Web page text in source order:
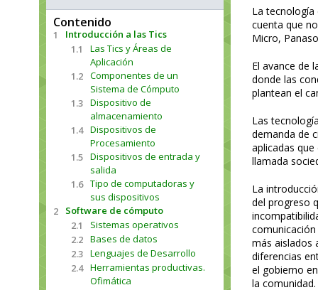
Contenido
1
Introducción a las Tics
1.1
Las Tics y Áreas de
Aplicación
1.2 Componentes de un
Sistema de Cómputo
1.3 Dispositivo de
almacenamiento
1.4 Dispositivos de
Procesamiento
1.5 Dispositivos de entrada y
salida
1.6 Tipo de computadoras y
sus dispositivos
2
Software de cómputo
2.1
Sistemas operativos
2.2 Bases de datos
2.3 Lenguajes de Desarrollo
2.4 Herramientas productivas.
Ofimática
La
cuenta que
Micro,
El avance de
donde las
plantean el
Las
demanda de
aplicadas
llamada
La
del progreso
más aislados
diferencias
el gobierno
la comunidad.